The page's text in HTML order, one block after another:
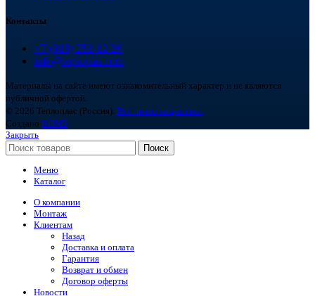
Контакты
+7 (918) 252-12-26
info@teploplas.com
Материалы на сайте имеют ознакомительный характер и не являются
публичной офертой.
© 2026 Теплоплас (Россия). Все права защищены.
Создано BOND
Закрыть
Поиск
Меню
Каталог
О компании
Монтаж
Клиентам
Назад
Доставка и оплата
Гарантия
Возврат и обмен
Договор оферты
Новости